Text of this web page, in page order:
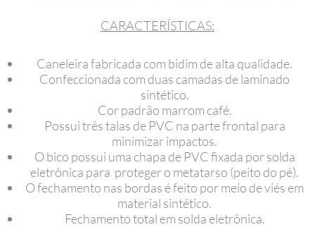
CARACTERÍSTICAS:
Caneleira fabricada com bidim de alta qualidade.
Confeccionada com duas camadas de laminado
sintético.
Cor padrão marrom café.
Possui três talas de PVC na parte frontal para
minimizar impactos.
O bico possui uma chapa de PVC fixada por solda
eletrônica para proteger o metatarso (peito do pé).
O fechamento nas bordas é feito por meio de viés em
material sintético.
Fechamento total em solda eletrônica.